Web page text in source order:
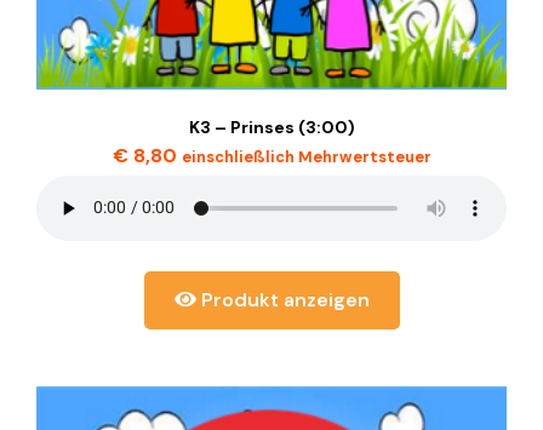
K3 – Prinses (3:00)
€8,80 einschließlich Mehrwertsteuer
Produkt anzeigen